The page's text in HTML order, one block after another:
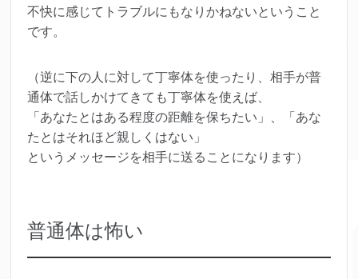
不快に感じてトラブルにもなりかねないということ
です。
（逆に下の人に対して丁寧体を使ったり、相手が普
通体で話しかけてきても丁寧体を使えば、
「あなたとはある程度の距離を保ちたい」、「あな
たとはそれほど親しくはない」
というメッセージを相手に送ることになります）
普通体は怖い